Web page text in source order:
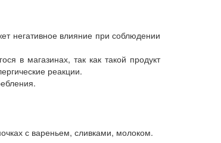
негативное влияние при соблюдении
в магазинах, так как такой продукт
реакции.
с вареньем, сливками, молоком.